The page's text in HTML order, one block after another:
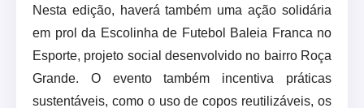
Nesta edição, haverá também uma ação solidária
em prol da Escolinha de Futebol Baleia Franca no
Esporte, projeto social desenvolvido no bairro Roça
Grande. O evento também incentiva práticas
sustentáveis, como o uso de copos reutilizáveis, os